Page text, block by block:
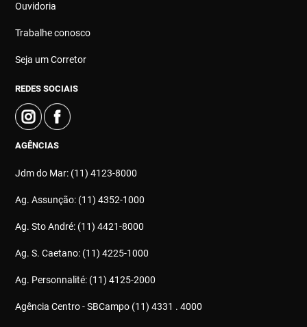
Ouvidoria
Trabalhe conosco
Seja um Corretor
REDES SOCIAIS
AGÊNCIAS
Jdm do Mar: (11) 4123-8000
Ag. Assunção: (11) 4352-1000
Ag. Sto André: (11) 4421-8000
Ag. S. Caetano: (11) 4225-1000
Ag. Personnalité: (11) 4125-2000
Agência Centro - SBCampo (11) 4331 . 4000